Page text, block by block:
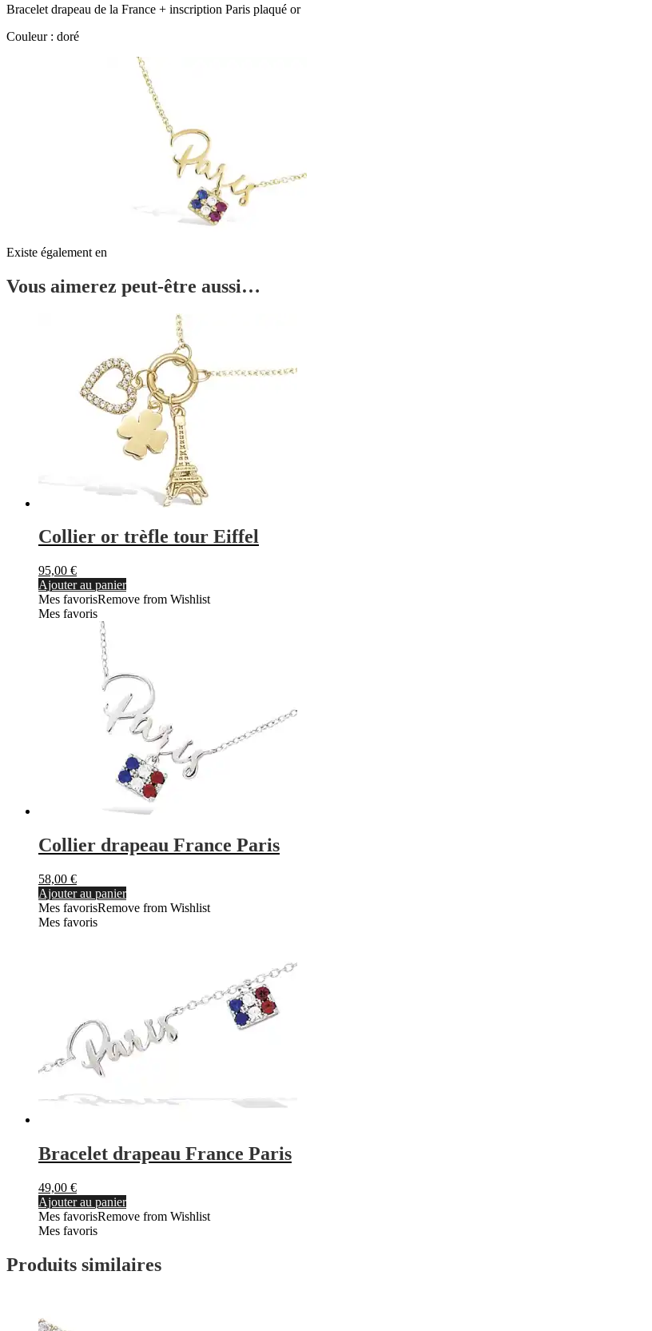
Bracelet drapeau de la France + inscription Paris plaqué or
Couleur : doré
Existe également en
Vous aimerez peut-être aussi…
Collier or trèfle tour Eiffel
95,00 €
Ajouter au panier
Mes favorisRemove from Wishlist
Mes favoris
Collier drapeau France Paris
58,00 €
Ajouter au panier
Mes favorisRemove from Wishlist
Mes favoris
Bracelet drapeau France Paris
49,00 €
Ajouter au panier
Mes favorisRemove from Wishlist
Mes favoris
Produits similaires